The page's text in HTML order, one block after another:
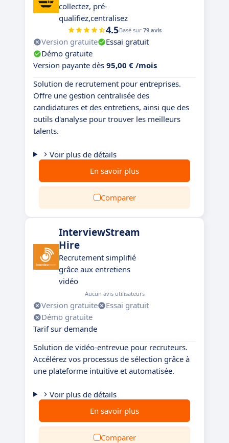
collectez, pré-
qualifiez,centralisez
4.5Basé sur 79 avis
Version gratuite
Essai gratuit
Démo gratuite
Version payante dès 95,00 € /mois
Solution de recrutement pour entreprises.
Offre une gestion centralisée des
candidatures et des entretiens, ainsi que des
outils d'analyse pour trouver les meilleurs
talents.
Voir plus de détails
En savoir plus
Comparer
InterviewStream
Hire
Recrutement simplifié
grâce aux entretiens
vidéo
Aucun avis utilisateurs
Version gratuite
Essai gratuit
Démo gratuite
Tarif sur demande
Solution de vidéo-entrevue pour recruteurs.
Accélérez vos processus de sélection grâce à
une plateforme intuitive et automatisée.
Voir plus de détails
En savoir plus
Comparer